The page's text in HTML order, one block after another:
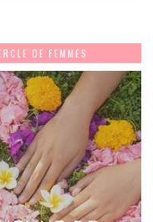
DE FEMMES